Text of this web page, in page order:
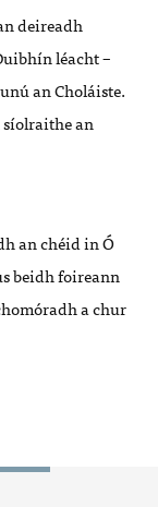
deireadh
léacht –
an Choláiste.
an
an chéid in Ó
beidh foireann
a chur